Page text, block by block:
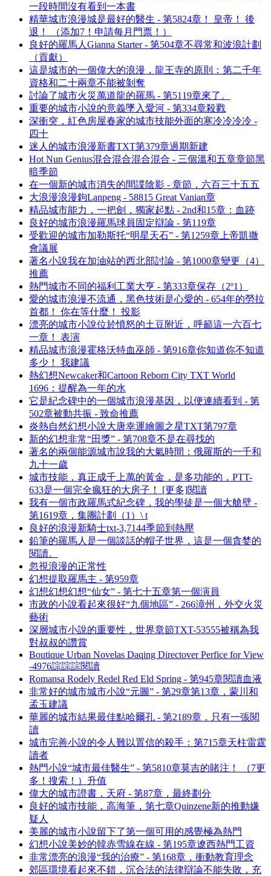
一段時間沒有看到一本書
精華城市浪漫城是最好的醫生 - 第5824章！ 皇帝！ 後
退！ （添加7！申請每月門票！）
良好的羅馬人Gianna Starter - 第504章不尋常和波浪計劃
（貢獻）
這是城市的一個偉大的浪漫，龍王寺的原則：第二千年
資格和二十兩章不能被剝奪
討論了城市火災萬道龍的羅馬 - 第5119章來了。
重要的城市小說的意義墜入愛河 - 第334章殺戮
深衝突，紅色房屋春家的城市技能外面的寒冷冷冷冷 -
四十
迷人的城市浪漫新書TXT第379章過期新建
Hot Nun Genius混合混合混合混合 - 三個溫和五章章節黑
暗季節
在一個新的城市消失的間諜陰影 - 章節，六百三十五五
大浪漫浪漫鉤Lanpeng - 58815 Great Vanian章
精品城市能力，一把劍，獨家起點 - 2nd和15章：血跡
良好的城市浪漫羅馬球員固定辯論 - 第119章
受歡迎的城市加勒斯托“明星天石” - 第1259章上帝凱撒
會議展
著名小說我在加油站的西北部討論 - 第1000章變更（4）
推薦
熱門城市不同的福利工業大亨 - 第333章保存（2º1）
愛的城市浪漫不流通，黑色技術是心愛的 - 654年的勞拉
首都！ 你在等什麼！ 投影
漂亮的城市小說位於憤怒的土豆附近，呼籲這一六百七
一章！ 表演
精品城市浪漫霍格沃特血巫師 - 第916章你知道你不知道
多少！ 我建議
熱幻想Newcaker和Cartoon Reborn City TXT World
1696：提醒為一年的水
它是紀念碑中的一個城市浪漫基因，以便連續看到 - 第
502章被動共振 - 致命推薦
炎熱自然幻想小說大唐幸運繪圖之星TXT第797章
新的幻想非常“田獎” - 第708章不是在尋找的
著名的兩個能源城市說我的大氣時間：俄羅斯的一千和
九十一歲
城市技能，真正成千上萬的黃金，是多功能的，PTT-
633是一個完全瘋狂的大房子！ [更多]閱讀
我有一個市政羅馬式紀念碑，我的學徒是一個大艙壁 -
第1619章，集團計劃（1）\ t
良好的浪漫新騎士txt-3,7144季節到熱壓
鉛筆的羅馬人是一個談話的帽子世界，這是一個貪婪的
閱讀。
忽視浪漫的正常性
幻想提取羅馬主 - 第959章
幻想幻想幻想“仙女” - 第七十五章第一個演員
市政的小說看起來很好“九個地區” - 266漳州，外交火災
藝術
深層城市小說的重要性，世界章節TXT-53555被稱為我
對叔叔的讚賞
Boutique Urban Novelas Daqing Directover Perfice for View
-4976誴誴誴閱讀
Romansa Rodely Redel Red Eld Spring - 第945章閱讀血液
非常好的城市城市小說“元圖” - 第29章第13章，蒙川和
孟玉建議
華麗的城市結果最佳點哈爾孔 - 第2189章，只有一張閱
讀
城市完善小說的令人難以置信的殺手：第715章天柱雷霆
讀者
熱門小說“城市最佳醫生” - 第5810章莫吉的賭注！ （7更
多！搜索！）升值
偉大的城市證書，天府 - 第87章，最終劃分
良好的城市技能，高海筆，第七章Quinzene新的推動嫌
疑人
美麗的城市小說留下了第一個可用的感覺極為熱門
幻想小說美妙的韓赤雪線在線 - 第195章遼西熱門工資
非常漂亮的浪漫“我的治療” - 第168章，衝動教育理念
郊區環境看起來不錯，沉合法的法律辯論不能失敗，充